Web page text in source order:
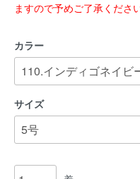
ますので予めご了承ください
カラー
サイズ